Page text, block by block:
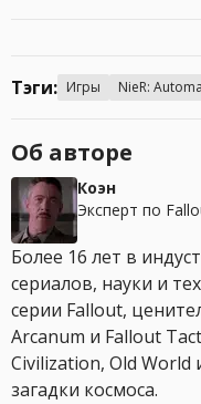
Тэги: Игры NieR:
Об авторе
Коэн
Эксперт по
Более 16 лет в
сериалов, науки и
серии Fallout,
Arcanum и Fallout
Civilization, Old
загадки космоса.